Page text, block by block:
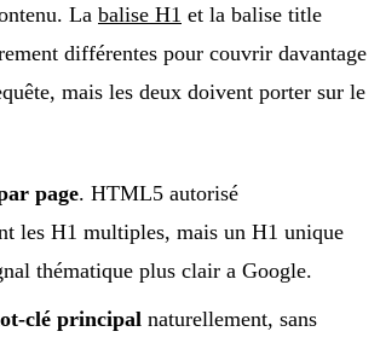
La balise H1 et la balise title
différentes pour couvrir davantage
mais les deux doivent porter sur le
page. HTML5 autorisé
les H1 multiples, mais un H1 unique
thématique plus clair a Google.
clé principal naturellement, sans